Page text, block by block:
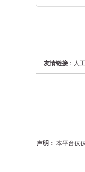
友情链接 ： 人
声明： 本平台仅